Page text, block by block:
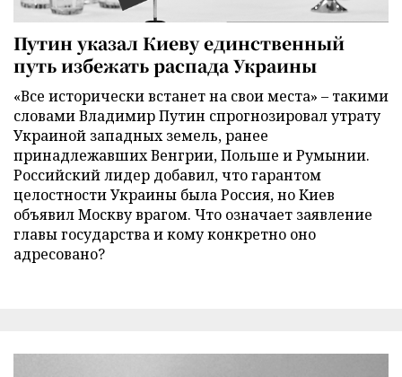
Путин указал Киеву единственный
путь избежать распада Украины
«Все исторически встанет на свои места» – такими
словами Владимир Путин спрогнозировал утрату
Украиной западных земель, ранее
принадлежавших Венгрии, Польше и Румынии.
Российский лидер добавил, что гарантом
целостности Украины была Россия, но Киев
объявил Москву врагом. Что означает заявление
главы государства и кому конкретно оно
адресовано?